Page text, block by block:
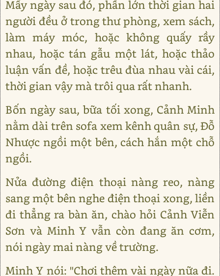
Mấy ngày sau đó, phần lớn thời gian hai
người đều ở trong thư phòng, xem sách,
làm máy móc, hoặc không quấy rầy
nhau, hoặc tán gẫu một lát, hoặc thảo
luận vấn đề, hoặc trêu đùa nhau vài cái,
thời gian vậy mà trôi qua rất nhanh.
Bốn ngày sau, bữa tối xong, Cảnh Minh
nằm dài trên sofa xem kênh quân sự, Đỗ
Nhược ngồi một bên, cách hắn một chỗ
ngồi.
Nửa đường điện thoại nàng reo, nàng
sang một bên nghe điện thoại xong, liền
đi thẳng ra bàn ăn, chào hỏi Cảnh Viễn
Sơn và Minh Y vẫn còn đang ăn cơm,
nói ngày mai nàng về trường.
Minh Y nói: "Chơi thêm vài ngày nữa đi.